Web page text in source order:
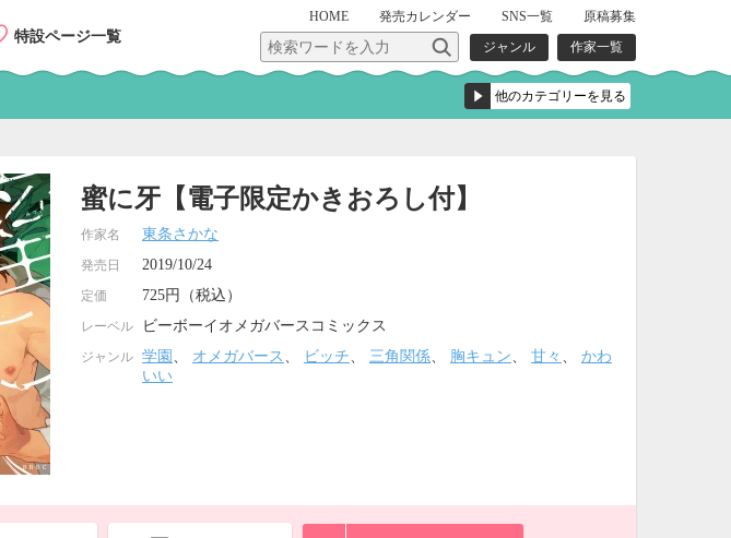
HOME 発売カレンダー SNS一覧
原稿募集
ジャンル
作家一覧
特設ページ一覧
蜜に牙【電子限定かきおろし付】
作家名 東条さかな
発売日 2019/10/24
定価 725円（税込）
レーベル ビーボーイオメガバースコミックス
ジャンル 学園 、 オメガバース 、 ビッチ、 三角関係、 胸キュン、 甘々 、 かわ
いい